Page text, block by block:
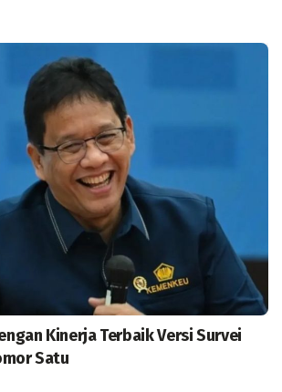
Kinerja Terbaik Versi Survei
Satu